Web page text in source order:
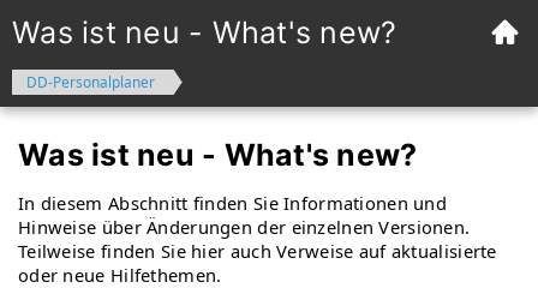
Was ist neu - What's new?
DD-Personalplaner
Was ist neu - What's new?
In diesem Abschnitt finden Sie Informationen und
Hinweise über Änderungen der einzelnen Versionen.
Teilweise finden Sie hier auch Verweise auf aktualisierte
oder neue Hilfethemen.